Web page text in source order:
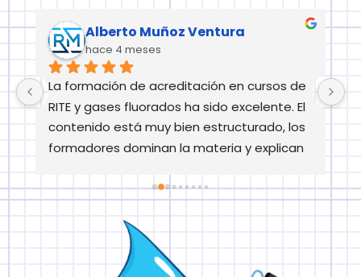
Alberto Muñoz Ventura
hace 4 meses
La formación de acreditación en cursos de
RITE y gases fluorados ha sido excelente. El
contenido está muy bien estructurado, los
formadores dominan la materia y explican
muy útil para actualizar conocimientos y
confianza. Muy recomendable